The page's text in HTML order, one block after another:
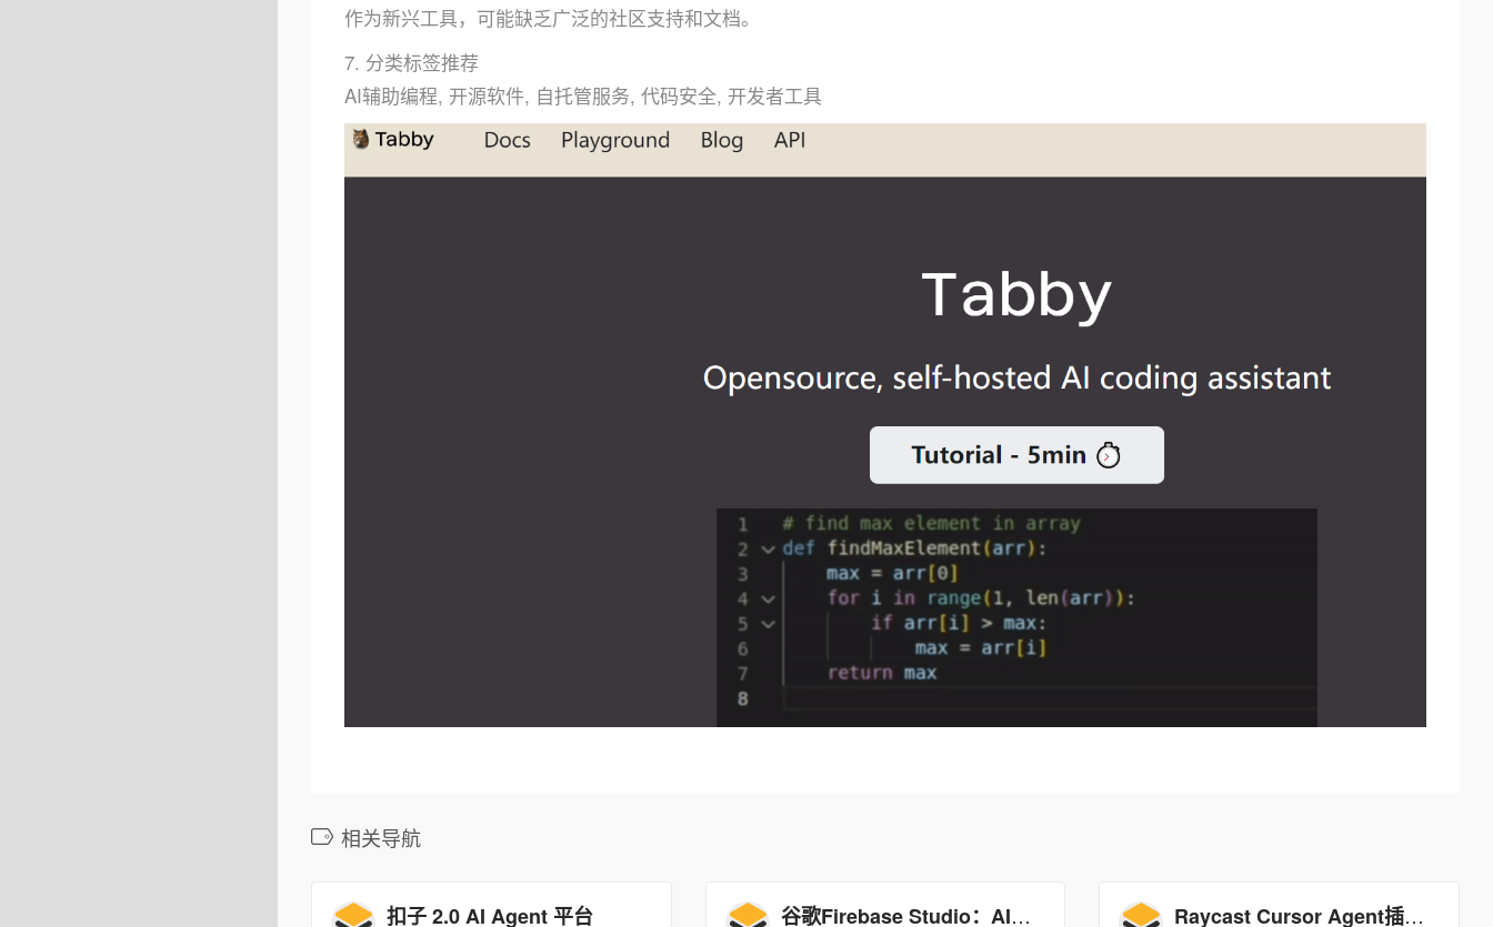
作为新兴工具，可能缺乏广泛的社区支持和文档。
7. 分类标签推荐
AI辅助编程, 开源软件, 自托管服务, 代码安全, 开发者工具
相关导航
扣子 2.0 AI Agent 平台 谷歌Firebase Studio：AI驱动的云端开发平台 Raycast Cursor Agent插件：AI驱动的高效开发助手